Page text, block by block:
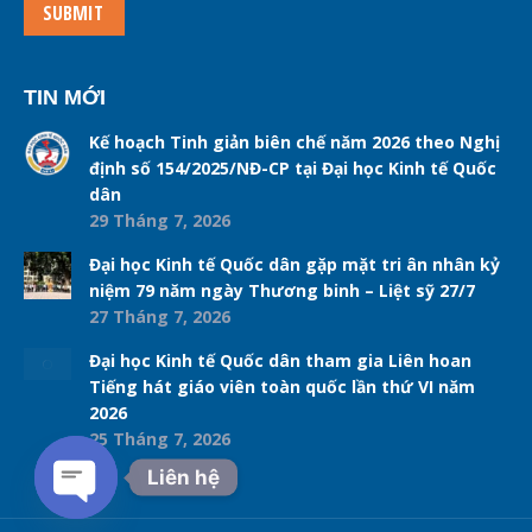
SUBMIT
TIN MỚI
Kế hoạch Tinh giản biên chế năm 2026 theo Nghị
định số 154/2025/NĐ-CP tại Đại học Kinh tế Quốc
dân
29 Tháng 7, 2026
Đại học Kinh tế Quốc dân gặp mặt tri ân nhân kỷ
niệm 79 năm ngày Thương binh – Liệt sỹ 27/7
27 Tháng 7, 2026
Đại học Kinh tế Quốc dân tham gia Liên hoan
Tiếng hát giáo viên toàn quốc lần thứ VI năm
2026
25 Tháng 7, 2026
Liên hệ